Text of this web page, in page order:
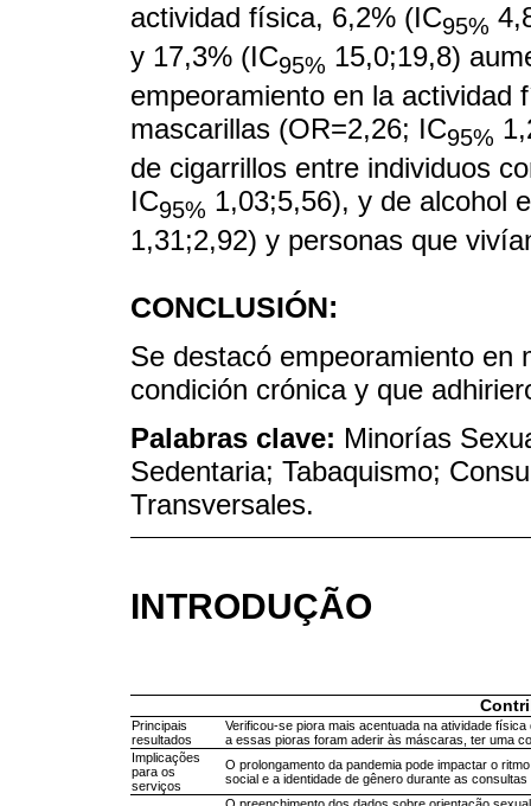
actividad física, 6,2% (IC95%
y 17,3% (IC95% 15,0;19,8)
empeoramiento en la actividad
mascarillas (OR=2,26; IC95%
de cigarrillos entre individuos
IC95% 1,03;5,56), y de alcohol
1,31;2,92) y personas que
CONCLUSIÓN:
Se destacó empeoramiento en
condición crónica y que
Palabras clave: Minorías
Sedentaria; Tabaquismo;
Transversales.
INTRODUÇÃO
Principais
resultados
Verificou-se piora mais acentuada na atividade
a essas pioras foram aderir às máscaras, ter uma
Implicações
para os
serviços
O prolongamento da pandemia pode impactar o
social e a identidade de gênero durante as